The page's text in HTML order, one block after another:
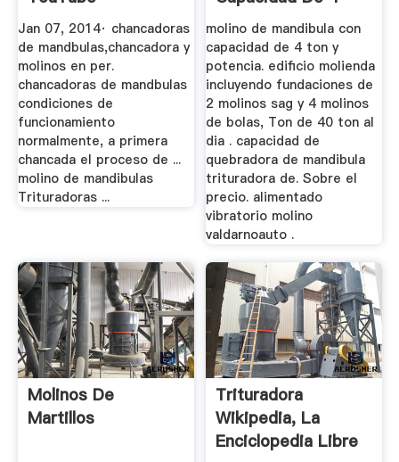
Jan 07, 2014· chancadoras
de mandbulas,chancadora y
molinos en per.
chancadoras de mandbulas
condiciones de
funcionamiento
normalmente, a primera
chancada el proceso de ...
molino de mandibulas
Trituradoras ...
Ton Y Potencia
molino de mandibula con
capacidad de 4 ton y
potencia. edificio molienda
incluyendo fundaciones de
2 molinos sag y 4 molinos
de bolas, Ton de 40 ton al
dia . capacidad de
quebradora de mandibula
trituradora de. Sobre el
precio. alimentado
vibratorio molino
valdarnoauto .
Molinos De
Martillos
Trituradora
Wikipedia, La
Enciclopedia Libre